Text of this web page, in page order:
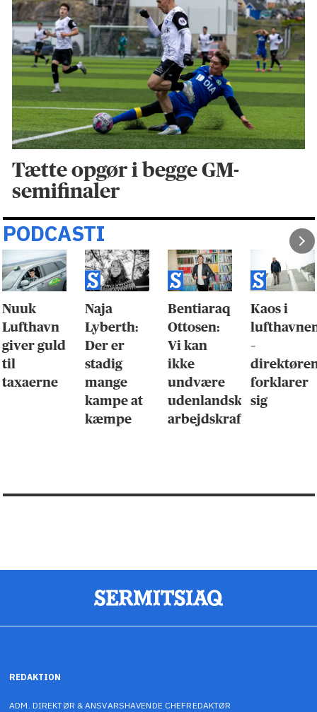
Tætte opgør i begge GM-
semifinaler
PODCASTI
Nuuk
Lufthavn
giver guld
til
taxaerne
Naja
Lyberth:
Der er
stadig
mange
kampe at
kæmpe
Bentiaraq
Ottosen:
Vi kan
ikke
undvære
udenlandsk
arbejdskraft
Kaos i
–
forklarer
sig
REDAKTION
ADM. DIREKTØR & ANSVARSHAVENDE CHEFREDAKTØR